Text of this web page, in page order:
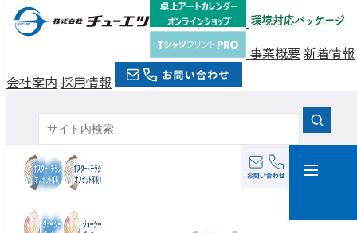
事業概要新着情報
会社案内 採用情報 採
用情
報
は
こち
ら
サイトマップ
商品について